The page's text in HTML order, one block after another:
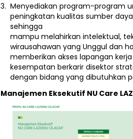
3. Menyediakan program-program
peningkatan kualitas sumber
sehingga
mampu melahirkan intelektual,
wirausahawan yang Unggul dan
memberikan akses lapangan
kesempatan berkarir disektor
dengan bidang yang dibutuhkan
Manajemen Eksekutif NU Care